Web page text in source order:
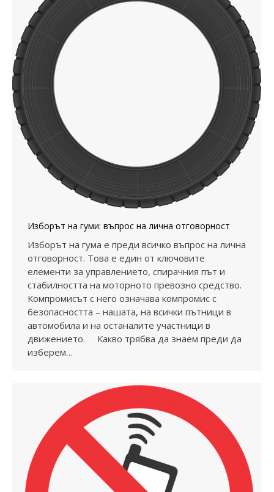
Изборът на гуми: въпрос на лична отговорност
Изборът на гума е преди всичко въпрос на лична
отговорност. Това е един от ключовите
елементи за управлението, спирачния път и
стабилността на моторното превозно средство.
Компромисът с него означава компромис с
безопасността – нашата, на всички пътници в
автомобила и на останалите участници в
движението. Какво трябва да знаем преди да
изберем…